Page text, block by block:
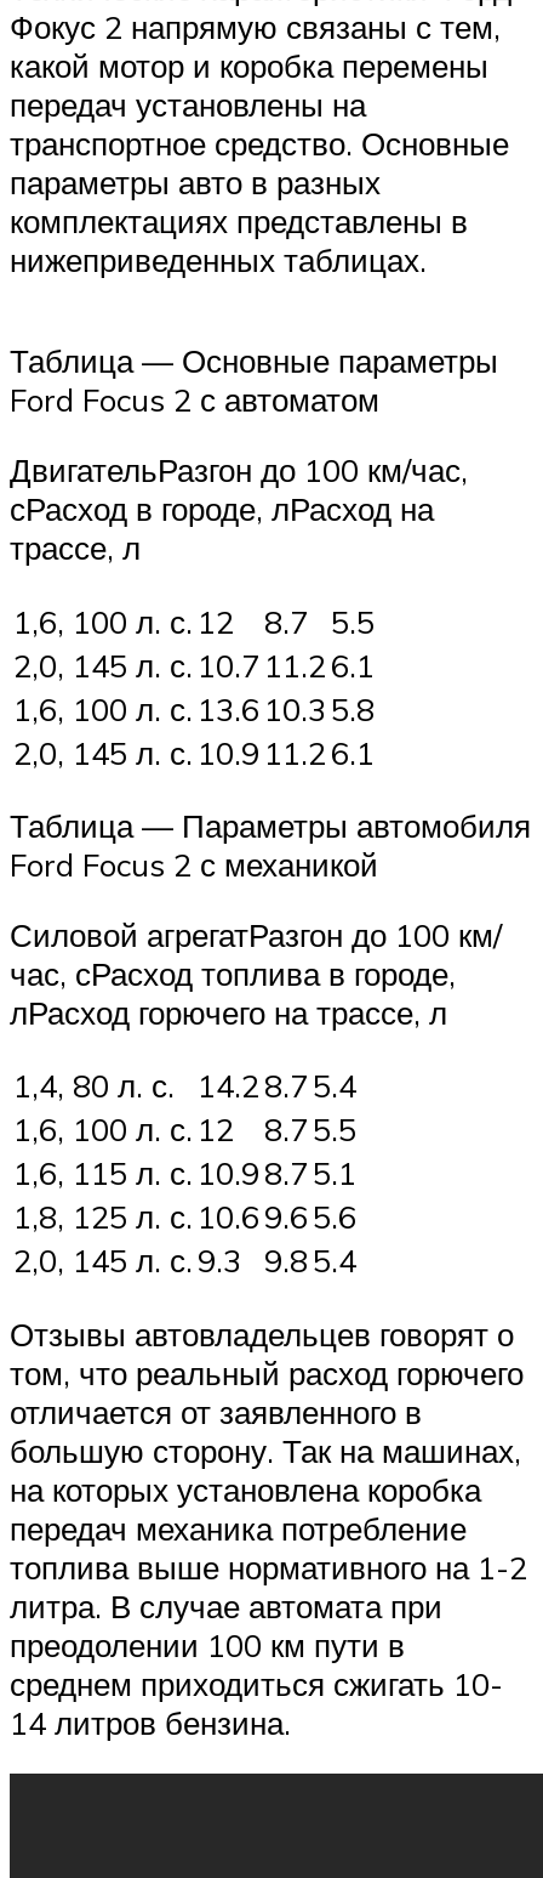
Меню
Фокус 2 напрямую связаны с тем,
какой мотор и коробка перемены
передач установлены на
транспортное средство. Основные
параметры авто в разных
комплектациях представлены в
нижеприведенных таблицах.
Таблица — Основные параметры
Ford Focus 2 с автоматом
ДвигательРазгон до 100 км/час,
сРасход в городе, лРасход на
трассе, л
1,6, 100 л. с. 12 8.7
5.5
2,0, 145 л. с. 10.7 11.26.1
1,6, 100 л. с. 13.6 10.3 5.8
2,0, 145 л. с. 10.9 11.26.1
Таблица — Параметры автомобиля
Ford Focus 2 с механикой
Силовой агрегатРазгон до 100 км/
час, сРасход топлива в городе,
лРасход горючего на трассе, л
1,4, 80 л. с.
14.28.75.4
1,6, 100 л. с. 12 8.75.5
1,6, 115 л. с. 10.98.75.1
1,8, 125 л. с. 10.69.65.6
2,0, 145 л. с.9.3 9.85.4
Отзывы автовладельцев говорят о
том, что реальный расход горючего
отличается от заявленного в
большую сторону. Так на машинах,
на которых установлена коробка
передач механика потребление
топлива выше нормативного на 1-2
литра. В случае автомата при
преодолении 100 км пути в
среднем приходиться сжигать 10-
14 литров бензина.